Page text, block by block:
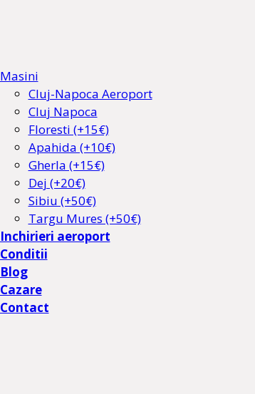
Masini
Cluj-Napoca Aeroport
Cluj Napoca
Floresti (+15€)
Apahida (+10€)
Gherla (+15€)
Dej (+20€)
Sibiu (+50€)
Targu Mures (+50€)
Inchirieri aeroport
Conditii
Blog
Cazare
Contact